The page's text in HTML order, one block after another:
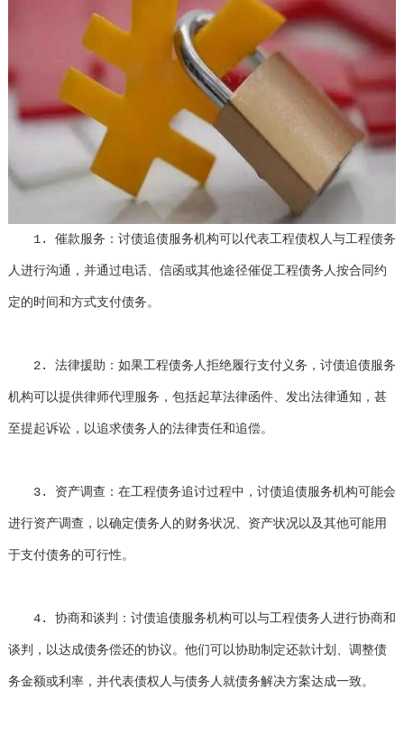
1. 催款服务：讨债追债服务机构可以代表工程债权人与工程债务
人进行沟通，并通过电话、信函或其他途径催促工程债务人按合同约
定的时间和方式支付债务。
2. 法律援助：如果工程债务人拒绝履行支付义务，讨债追债服务
机构可以提供律师代理服务，包括起草法律函件、发出法律通知，甚
至提起诉讼，以追求债务人的法律责任和追偿。
3. 资产调查：在工程债务追讨过程中，讨债追债服务机构可能会
进行资产调查，以确定债务人的财务状况、资产状况以及其他可能用
于支付债务的可行性。
4. 协商和谈判：讨债追债服务机构可以与工程债务人进行协商和
谈判，以达成债务偿还的协议。他们可以协助制定还款计划、调整债
务金额或利率，并代表债权人与债务人就债务解决方案达成一致。